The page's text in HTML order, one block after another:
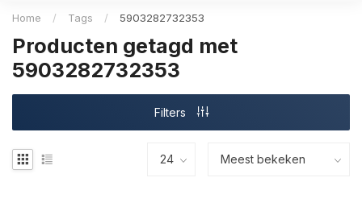
Home / Tags / 5903282732353
Producten getagd met
5903282732353
Filters